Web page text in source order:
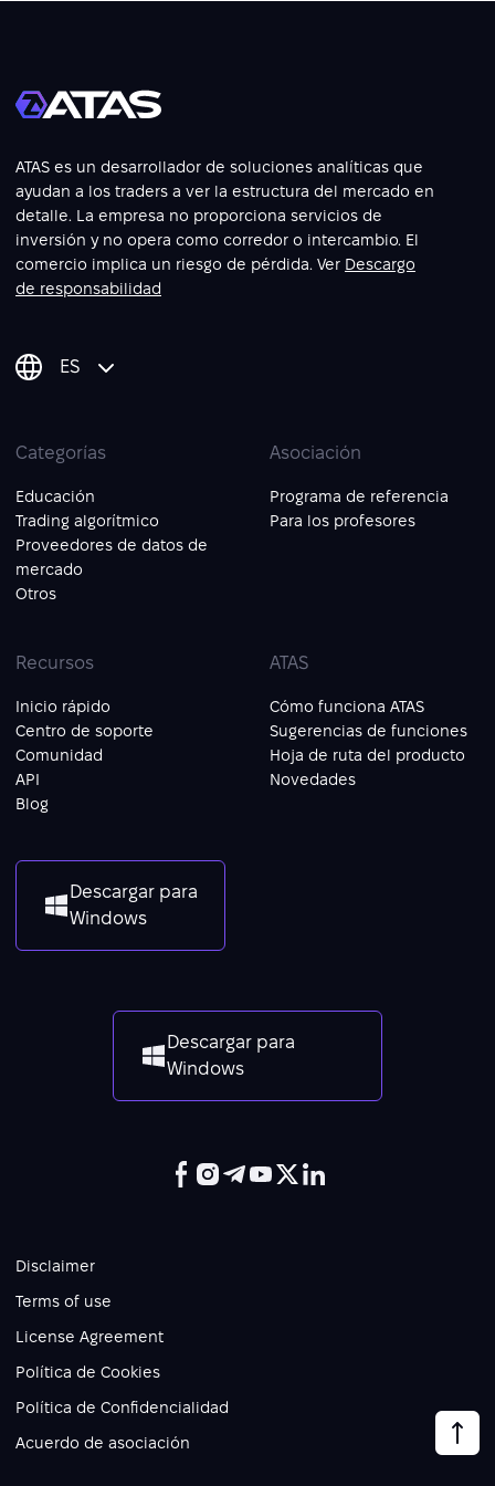
ATAS es un desarrollador de soluciones analíticas que
ayudan a los traders a ver la estructura del mercado en
detalle. La empresa no proporciona servicios de
inversión y no opera como corredor o intercambio. El
comercio implica un riesgo de pérdida. Ver Descargo
de responsabilidad
ES
Categorías
Educación
Trading algorítmico
Proveedores de datos de
mercado
Otros
Asociación
Programa de referencia
Para los profesores
Recursos
Inicio rápido
Centro de soporte
Comunidad
API
Blog
ATAS
Cómo funciona ATAS
Sugerencias de funciones
Hoja de ruta del producto
Novedades
Descargar para
Windows
Descargar para
Windows
Disclaimer
Terms of use
License Agreement
Política de Cookies
Política de Confidencialidad
Acuerdo de asociación